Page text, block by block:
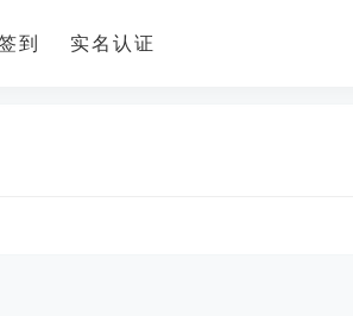
到 实名认证